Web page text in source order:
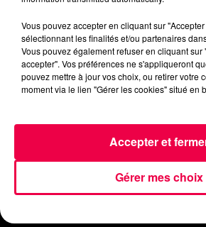
podcasts/2023/09/CC-
ACCUEIL INFOS
Vous pouvez accepter en cliquant sur
sélectionnant les finalités et/ou partenaires
Vous pouvez également refuser en cliquant sur
accepter". Vos préférences ne s'appliqueront
pouvez mettre à jour vos choix, ou retirer votre
moment via le lien "Gérer les cookies" situé en
Gérer mes choix
Accepter et